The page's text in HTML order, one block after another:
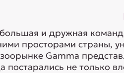
и дружная
просторами страны,
Gamma
постарались не только